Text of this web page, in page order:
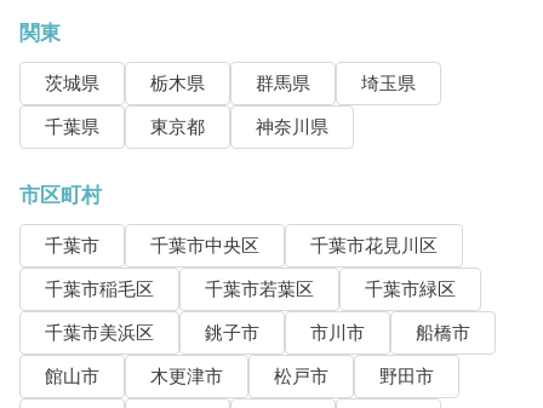
関東
茨城県 栃木県 群馬県
埼玉県
千葉県
東京都 神奈川県
市区町村
千葉市 千葉市中央区
千葉市花見川区
千葉市稲毛区
千葉市若葉区
千葉市緑区
千葉市美浜区
銚子市 市川市
船橋市
館山市
木更津市 松戸市
野田市